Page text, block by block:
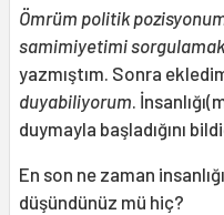
Ömrüm politik
samimiyetimi
yazmıştım. Sonra
duyabiliyorum.
duymayla başladığını
En son ne zaman
düşündünüz mü hiç?